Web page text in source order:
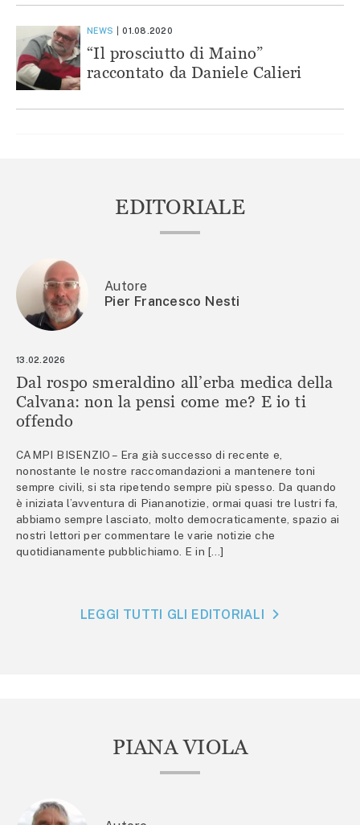
NEWS 01.08.2020
“Il prosciutto di Maino”
raccontato da Daniele Calieri
EDITORIALE
Autore
Pier Francesco Nesti
13.02.2026
Dal rospo smeraldino all’erba medica della
Calvana: non la pensi come me? E io ti
offendo
CAMPI BISENZIO – Era già successo di recente e,
nonostante le nostre raccomandazioni a mantenere toni
sempre civili, si sta ripetendo sempre più spesso. Da quando
è iniziata l’avventura di Piananotizie, ormai quasi tre lustri fa,
abbiamo sempre lasciato, molto democraticamente, spazio ai
nostri lettori per commentare le varie notizie che
quotidianamente pubblichiamo. E in […]
LEGGI TUTTI GLI EDITORIALI
PIANA VIOLA